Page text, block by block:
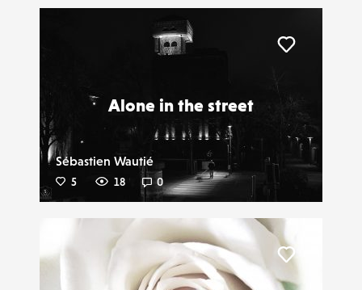
Alone in the street
Sébastien Wautié
5 18 0